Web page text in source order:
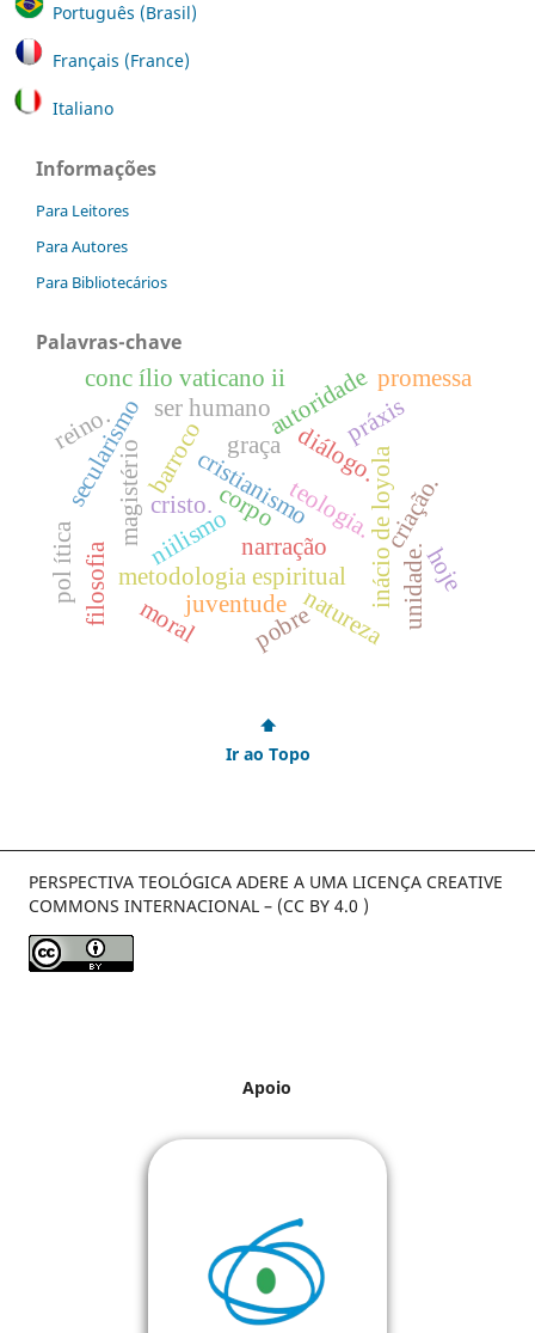
Português (Brasil)
Français (France)
Italiano
Informações
Para Leitores
Para Autores
Para Bibliotecários
Palavras-chave
cristianismo
graça diálogo.inácio de loyola
narração
metodologia espiritual
barroco
natureza
filosofia
magistério teologia.
niilismo
secularismo
criação.
juventude
moral
autoridade
corpo
pol ítica
cristo.
práxis
pobre
conc ílio vaticano ii
unidade.
ser humano
hoje
promessa
reino.
⬆
Ir ao Topo
PERSPECTIVA TEOLÓGICA ADERE A UMA LICENÇA CREATIVE
COMMONS INTERNACIONAL – (CC BY 4.0 )
Apoio